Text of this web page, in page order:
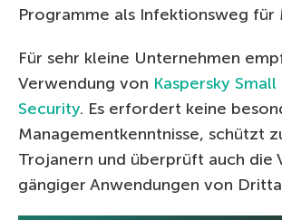
Programme als Infektionsweg für
Für sehr kleine Unternehmen
Verwendung von Kaspersky
Security. Es erfordert keine
Managementkenntnisse, schützt
Trojanern und überprüft auch die
gängiger Anwendungen von